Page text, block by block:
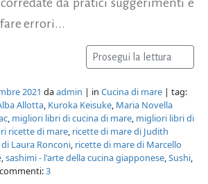
errori...
Prosegui la lettura
2021 daadmin | in Cucina di mare | tag:
Allotta, Kuroka Keisuke, Maria Novella
, migliori libri di cucina di mare, migliori libri di
ricette di mare, ricette di mare di Judith
Laura Ronconi, ricette di mare di Marcello
,sashimi - l'arte della cucina giapponese,Sushi,
3